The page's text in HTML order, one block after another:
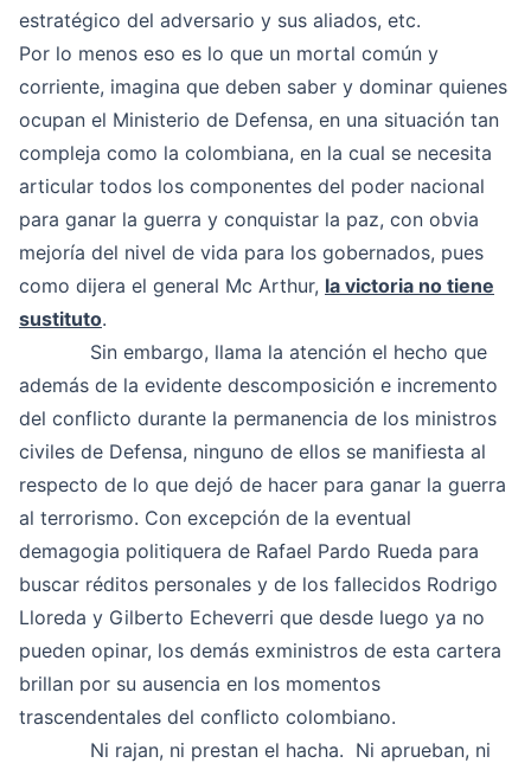
estratégico del adversario y sus aliados, etc.
Por lo menos eso es lo que un mortal común y
corriente, imagina que deben saber y dominar quienes
ocupan el Ministerio de Defensa, en una situación tan
compleja como la colombiana, en la cual se necesita
articular todos los componentes del poder nacional
para ganar la guerra y conquistar la paz, con obvia
mejoría del nivel de vida para los gobernados, pues
como dijera el general Mc Arthur, la victoria no tiene
sustituto.
Sin embargo, llama la atención el hecho que
además de la evidente descomposición e incremento
del conflicto durante la permanencia de los ministros
civiles de Defensa, ninguno de ellos se manifiesta al
respecto de lo que dejó de hacer para ganar la guerra
al terrorismo. Con excepción de la eventual
demagogia politiquera de Rafael Pardo Rueda para
buscar réditos personales y de los fallecidos Rodrigo
Lloreda y Gilberto Echeverri que desde luego ya no
pueden opinar, los demás exministros de esta cartera
brillan por su ausencia en los momentos
trascendentales del conflicto colombiano.
Ni rajan, ni prestan el hacha. Ni aprueban, ni